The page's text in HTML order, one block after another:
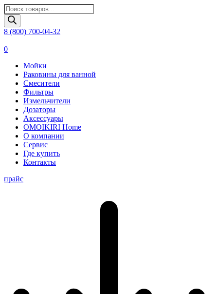
Поиск
товаров
8 (800) 700-04-32
0
Мойки
Раковины для ванной
Смесители
Фильтры
Измельчители
Дозаторы
Аксессуары
OMOIKIRI Home
О компании
Сервис
Где купить
Контакты
прайс